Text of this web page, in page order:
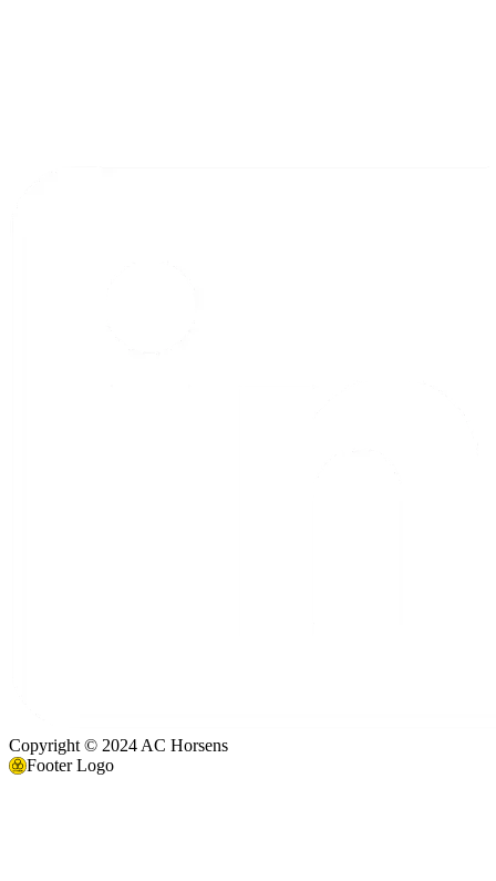
Copyright © 2024 AC Horsens
Footer Logo